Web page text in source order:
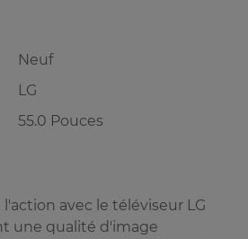
Neuf
LG
55.0 Pouces
avec le téléviseur LG
une qualité d'image